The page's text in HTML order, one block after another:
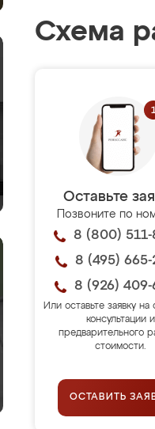
Схема
Оставьте
Позвоните по
8 (800) 511-
8 (495) 665-
8 (926) 409-
Или оставьте заявку на
консультации и
предварительного
стоимости.
ОСТАВИТЬ